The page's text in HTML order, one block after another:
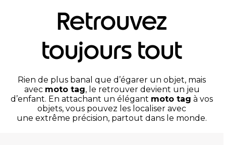
Retrouvez
toujours tout
Rien de plus banal que d’égarer un objet, mais
avec moto tag, le retrouver devient un jeu
d’enfant. En attachant un élégant moto tag à vos
objets, vous pouvez les localiser avec
une extrême précision, partout dans le monde.